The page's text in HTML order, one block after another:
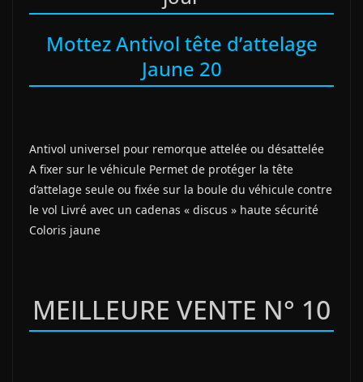
Mottez Antivol tête d’attelage
Jaune 20
Antivol universel pour remorque attelée ou désattelée
A fixer sur le véhicule Permet de protéger la tête
d’attelage seule ou fixée sur la boule du véhicule contre
le vol Livré avec un cadenas « discus » haute sécurité
Coloris jaune
MEILLEURE VENTE N° 10